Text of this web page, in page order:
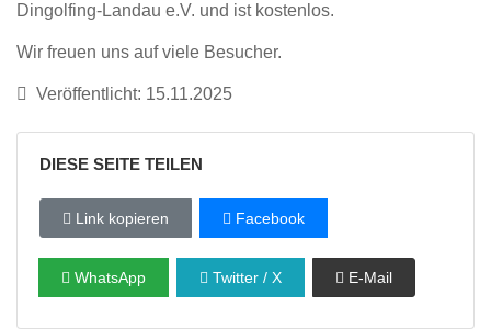
Dingolfing-Landau e.V. und ist kostenlos.
Wir freuen uns auf viele Besucher.
Veröffentlicht: 15.11.2025
DIESE SEITE TEILEN
Link kopieren Facebook
WhatsApp Twitter / X E-Mail